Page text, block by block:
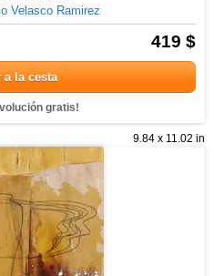
Velasco Ramirez
419 $
a la cesta
gratis!
9.84 x 11.02 in